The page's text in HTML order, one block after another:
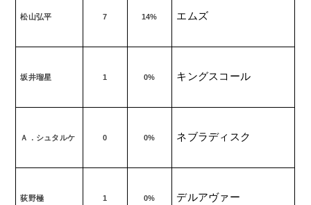
松山弘平 7 14% エムズ
坂井瑠星 1 0% キングスコール
Ａ．シュタルケ 0 0% ネブラディスク
荻野極 1 0% デルアヴァー